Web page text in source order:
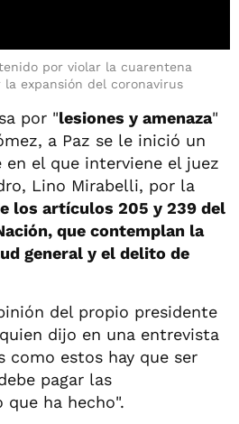
por violar la cuarentena
expansión del coronavirus
por "lesiones y amenaza"
a Paz se le inició un
en el que interviene el juez
Lino Mirabelli, por la
los artículos 205 y 239 del
que contemplan la
general y el delito de
del propio presidente
dijo en una entrevista
como estos hay que ser
pagar las
que ha hecho".